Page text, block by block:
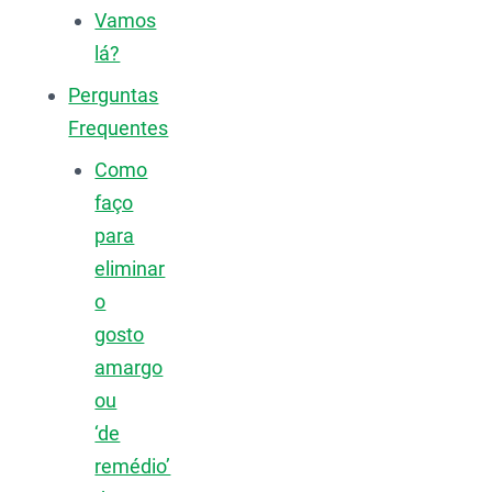
Vamos
lá?
Perguntas
Frequentes
Como
faço
para
eliminar
o
gosto
amargo
ou
‘de
remédio’